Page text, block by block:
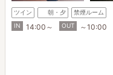
ツイン 朝・夕
禁煙ルーム
IN
14:00～ OUT ～10:00